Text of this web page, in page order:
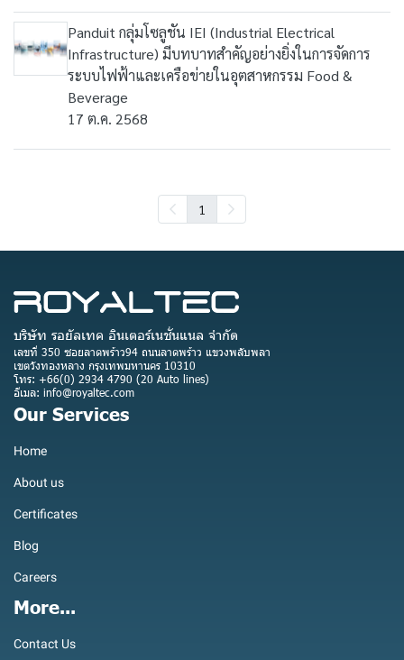
Panduit กลุ่มโซลูชัน IEI (Industrial Electrical
Infrastructure) มีบทบาทสำคัญอย่างยิ่งในการจัดการ
ระบบไฟฟ้าและเครือข่ายในอุตสาหกรรม Food &
Beverage
17 ต.ค. 2568
1
บริษัท รอยัลเทค อินเตอร์เนชั่นแนล จำกัด
เลขที่ 350 ซอยลาดพร้าว94 ถนนลาดพร้าว แขวงพลับพลา
เขตวังทองหลาง กรุงเทพมหานคร 10310
โทร: +66(0) 2934 4790 (20 Auto lines)
อีเมล: info@royaltec.com
Our Services
Home
About us
Certificates
Blog
Careers
More...
Contact Us